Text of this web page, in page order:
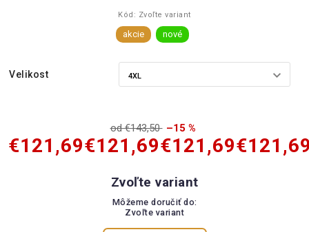
Kód: Zvoľte variant
akcie nové
Velikost
od €143,50 –15 %
€121,69€121,69€121,69
Zvoľte variant
Môžeme doručiť do:
Zvoľte variant